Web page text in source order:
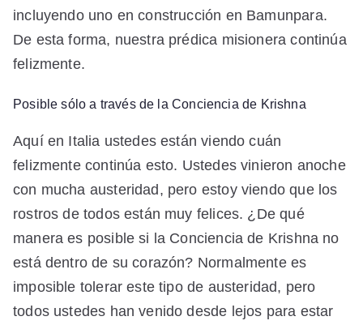
incluyendo uno en construcción en Bamunpara.
De esta forma, nuestra prédica misionera continúa
felizmente.
Posible sólo a través de la Conciencia de Krishna
Aquí en Italia ustedes están viendo cuán
felizmente continúa esto. Ustedes vinieron anoche
con mucha austeridad, pero estoy viendo que los
rostros de todos están muy felices. ¿De qué
manera es posible si la Conciencia de Krishna no
está dentro de su corazón? Normalmente es
imposible tolerar este tipo de austeridad, pero
todos ustedes han venido desde lejos para estar